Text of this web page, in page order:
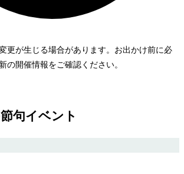
更が生じる場合があります。お出かけ前に必
の開催情報をご確認ください。
句イベント